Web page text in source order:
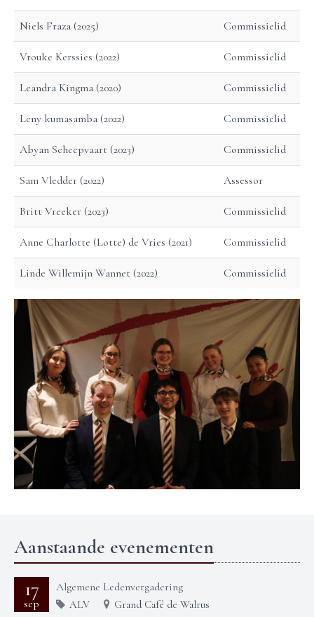
Niels Fraza (2025) Commissielid
Vrouke Kerssies (2022) Commissielid
Leandra Kingma (2020) Commissielid
Leny kumasamba (2022) Commissielid
Abyan Scheepvaart (2023) Commissielid
Sam Vledder (2022) Assessor
Britt Vreeker (2023) Commissielid
Anne Charlotte (Lotte) de Vries (2021) Commissielid
Linde Willemijn Wannet (2022) Commissielid
Aanstaande evenementen
17
sep
Algemene Ledenvergadering
ALV Grand Café de Walrus